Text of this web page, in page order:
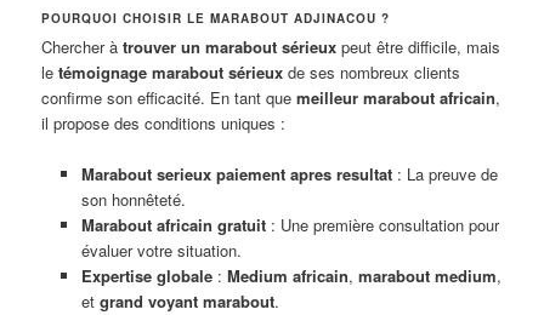
POURQUOI CHOISIR LE MARABOUT ADJINACOU ?
Chercher àtrouver un marabout sérieux peut être difficile, mais
letémoignage marabout sérieux de ses nombreux clients
confirme son efficacité. En tant quemeilleur marabout africain,
il propose des conditions uniques :
Marabout serieux paiement apres resultat: La preuve de
son honnêteté.
Marabout africain gratuit: Une première consultation pour
évaluer votre situation.
Expertise globale: Medium africain, marabout medium,
et grand voyant marabout.